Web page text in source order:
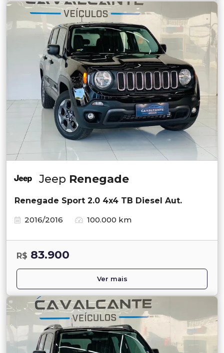
Jeep Renegade
Renegade Sport 2.0 4x4 TB Diesel Aut.
2016/2016
100.000 km
R$ 83.900
Ver mais